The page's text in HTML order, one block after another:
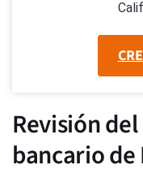
Revisión
bancario